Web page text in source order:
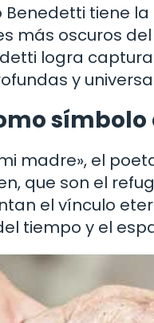
Benedetti tiene
más oscuros
logra
y
madre», el
que son el
el vínculo
tiempo y el